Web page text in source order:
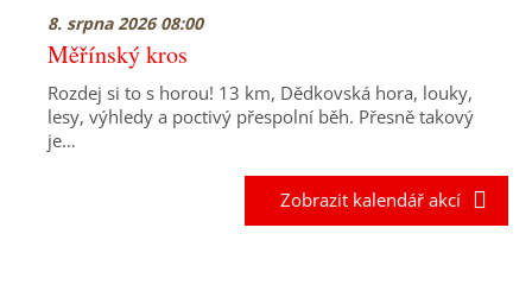
8. srpna 2026 08:00
Měřínský kros
Rozdej si to s horou! 13 km, Dědkovská hora, louky,
lesy, výhledy a poctivý přespolní běh. Přesně takový
je…
Zobrazit kalendář akcí